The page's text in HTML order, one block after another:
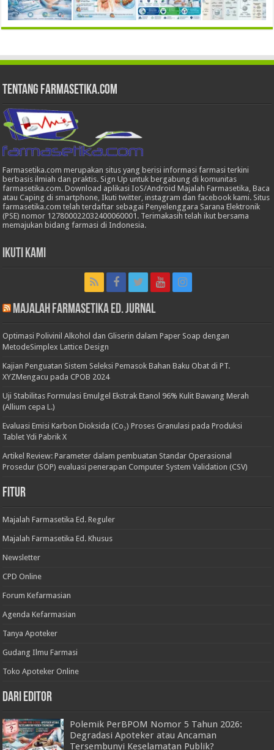
Tentang Farmasetika.com
Farmasetika.com merupakan situs yang berisi informasi farmasi terkini
berbasis ilmiah dan praktis. Sign Up untuk bergabung di komunitas
farmasetika.com. Download aplikasi IoS/Android Majalah Farmasetika, Baca
atau Caping di smartphone, Ikuti twitter, instagram dan facebook kami. Situs
farmasetika.com telah terdaftar sebagai Penyelenggara Sarana Elektronik
(PSE) nomor 127800022032400060001. Terimakasih telah ikut bersama
memajukan bidang farmasi di Indonesia.
Ikuti Kami
Majalah Farmasetika Ed. Jurnal
Optimasi Polivinil Alkohol dan Gliserin dalam Paper Soap dengan
MetodeSimplex Lattice Design
Kajian Penguatan Sistem Seleksi Pemasok Bahan Baku Obat di PT.
XYZMengacu pada CPOB 2024
Uji Stabilitas Formulasi Emulgel Ekstrak Etanol 96% Kulit Bawang Merah
(Allium cepa L.)
Evaluasi Emisi Karbon Dioksida (Co₂) Proses Granulasi pada Produksi
Tablet Ydi Pabrik X
Artikel Review: Parameter dalam pembuatan Standar Operasional
Prosedur (SOP) evaluasi penerapan Computer System Validation (CSV)
Fitur
Majalah Farmasetika Ed. Reguler
Majalah Farmasetika Ed. Khusus
Newsletter
CPD Online
Forum Kefarmasian
Agenda Kefarmasian
Tanya Apoteker
Gudang Ilmu Farmasi
Toko Apoteker Online
Dari Editor
Polemik PerBPOM Nomor 5 Tahun 2026:
Degradasi Apoteker atau Ancaman
Tersembunyi Keselamatan Publik?